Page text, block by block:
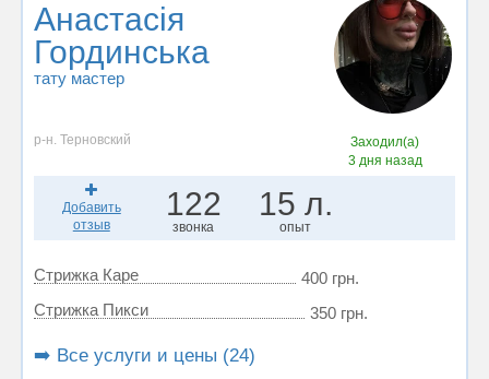
Анастасія
Гординська
тату мастер
р-н. Терновский
Заходил(а)
3 дня назад
Добавить
отзыв
122
звонка
15 л.
опыт
Стрижка Каре
400 грн.
Стрижка Пикси
350 грн.
➡️ Все услуги и цены (24)